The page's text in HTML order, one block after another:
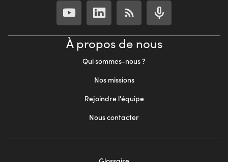
À propos de nous
Qui sommes-nous ?
Nos missions
Rejoindre l'équipe
Nous contacter